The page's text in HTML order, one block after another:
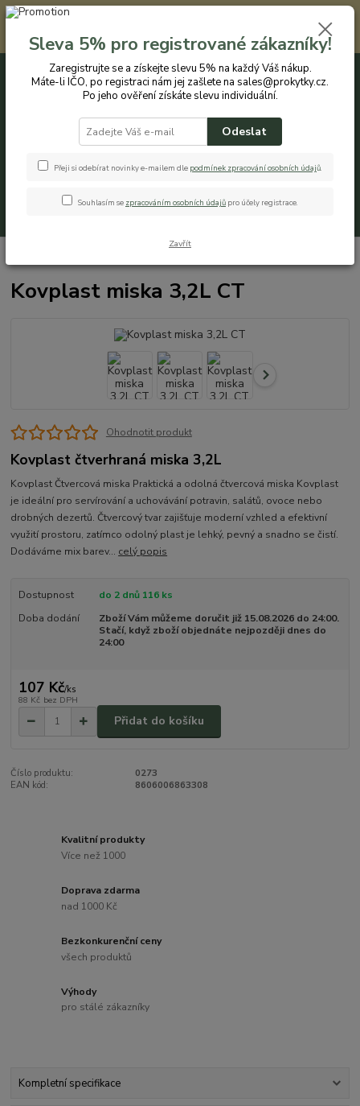
Registrovaným zákazníkům nabízíme slevu 5% na každý nákup. Máte-li
IČO, po registraci nám jej zašlete na sales@prokytky.cz. Po jeho ověření
získáte slevu individuální. Přejít na registraci →
CZK
+420 774 544 973 0ks
Kovplast miska 3,2L CT
Ohodnotit produkt
Kovplast čtverhraná miska 3,2L
Kovplast Čtvercová miska Praktická a odolná čtvercová miska Kovplast
je ideální pro servírování a uchovávání potravin, salátů, ovoce nebo
drobných dezertů. Čtvercový tvar zajišťuje moderní vzhled a efektivní
využití prostoru, zatímco odolný plast je lehký, pevný a snadno se čistí.
Dodáváme mix barev... celý popis
Dostupnost
do 2 dnů 116 ks
Doba dodání
Zboží Vám můžeme doručit již 15.08.2026 do 24:00.
Stačí, když zboží objednáte nejpozději dnes do
24:00
107 Kč/ks
88 Kč bez DPH
Přidat do košíku
Číslo produktu:
0273
EAN kód:
8606006863308
Kvalitní produkty
Více než 1000
Doprava zdarma
nad 1000 Kč
Bezkonkurenční ceny
všech produktů
Výhody
pro stálé zákazníky
Kompletní specifikace
Sleva 5% pro registrované zákazníky!
Zaregistrujte se a získejte slevu 5% na každý Váš nákup.
Máte-li IČO, po registraci nám jej zašlete na sales@prokytky.cz.
Po jeho ověření získáte slevu individuální.
Odeslat
Přeji si odebírat novinky e-mailem dle podmínek zpracování osobních údajů.
Souhlasím se zpracováním osobních údajů pro účely registrace.
Zavřít